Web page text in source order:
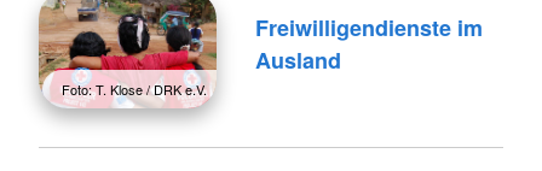
Foto: T. Klose / DRK e.V.
Freiwilligendienste im
Ausland